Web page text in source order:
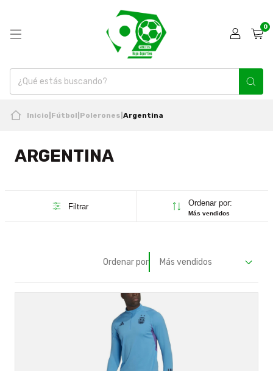
0
Inicio Fútbol Polerones Argentina
ARGENTINA
Filtrar Ordenar por:
Más vendidos
Ordenar por